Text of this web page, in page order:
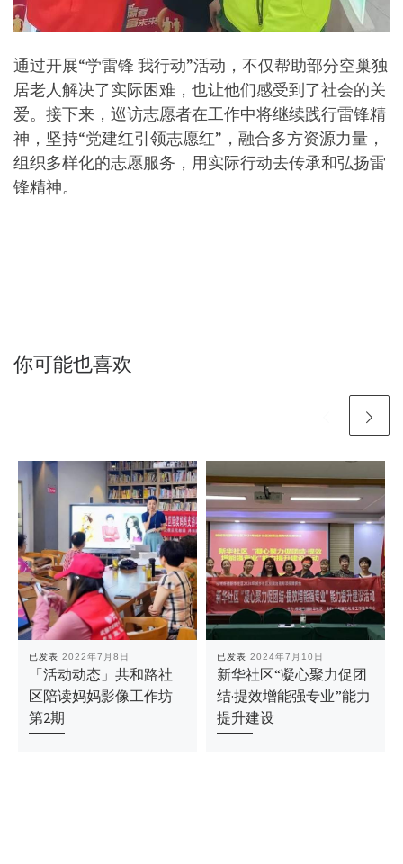
通过开展“学雷锋 我行动”活动，不仅帮助部分空巢独
居老人解决了实际困难，也让他们感受到了社会的关
爱。接下来，巡访志愿者在工作中将继续践行雷锋精
神，坚持“党建红引领志愿红”，融合多方资源力量，
组织多样化的志愿服务，用实际行动去传承和弘扬雷
锋精神。
你可能也喜欢
已发表 2022年7月8日
「活动动态」共和路社
区陪读妈妈影像工作坊
第2期
已发表 2024年7月10日
新华社区“凝心聚力促团
结·提效增能强专业”能力
提升建设